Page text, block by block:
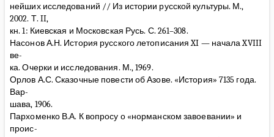
нейших исследований // Из истории русской культуры. М.,
2002. Т. II,
кн. 1: Киевская и Московская Русь. С. 261–308.
Насонов А.Н. История русского летописания XI — начала XVIII
ве-
ка. Очерки и исследования. М., 1969.
Орлов А.С. Сказочные повести об Азове. «История» 7135 года.
Вар-
шава, 1906.
Пархоменко В.А. К вопросу о «норманском завоевании» и
проис-